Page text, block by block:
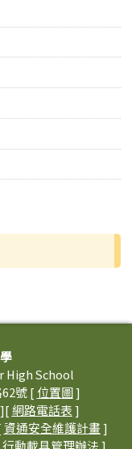
High School
號 [ 位置圖]
][網路電話表]
資通安全維護計畫]
行動載具管理辦法]